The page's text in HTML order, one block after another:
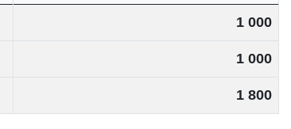
1 000
1 000
1 800